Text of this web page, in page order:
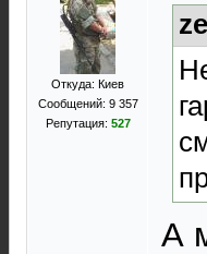
Откуда: Киев
Сообщений: 9 357
Репутация: 527
А